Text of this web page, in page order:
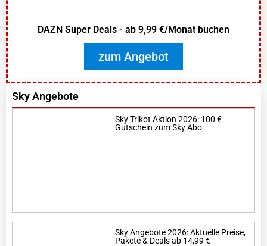
DAZN Super Deals - ab 9,99 €/Monat buchen
zum Angebot
Sky Angebote
Sky Trikot Aktion 2026: 100 €
Gutschein zum Sky Abo
Sky Angebote 2026: Aktuelle Preise,
Pakete & Deals ab 14,99 €